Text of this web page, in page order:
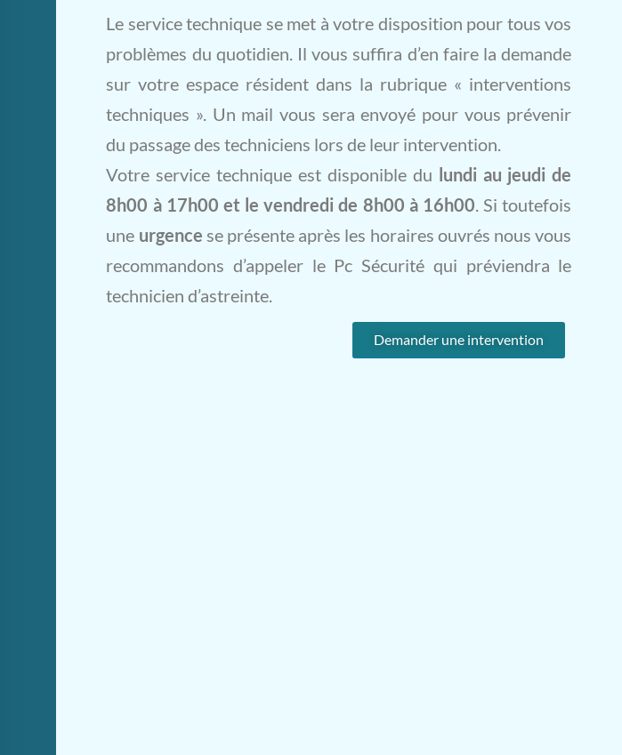
Le service technique se met à votre disposition pour tous vos
problèmes du quotidien. Il vous suffira d’en faire la demande
sur votre espace résident dans la rubrique « interventions
techniques ». Un mail vous sera envoyé pour vous prévenir
du passage des techniciens lors de leur intervention.
Votre service technique est disponible du lundi au jeudi de
8h00 à 17h00 et le vendredi de 8h00 à 16h00. Si toutefois
une urgence se présente après les horaires ouvrés nous vous
recommandons d’appeler le Pc Sécurité qui préviendra le
technicien d’astreinte.
Demander une intervention